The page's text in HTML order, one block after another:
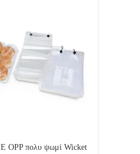
OPP πολυ ψωμί Wicket